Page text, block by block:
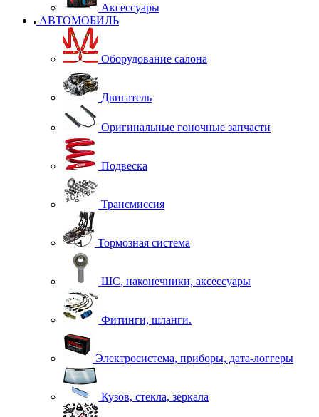
Аксессуары
АВТОМОБИЛЬ
Оборудование салона
Двигатель
Оригинальные гоночные запчасти
Подвеска
Трансмиссия
Тормозная система
ШС, наконечники, аксессуары
Фитинги, шланги.
Электросистема, приборы, дата-логгеры
Кузов, стекла, зеркала